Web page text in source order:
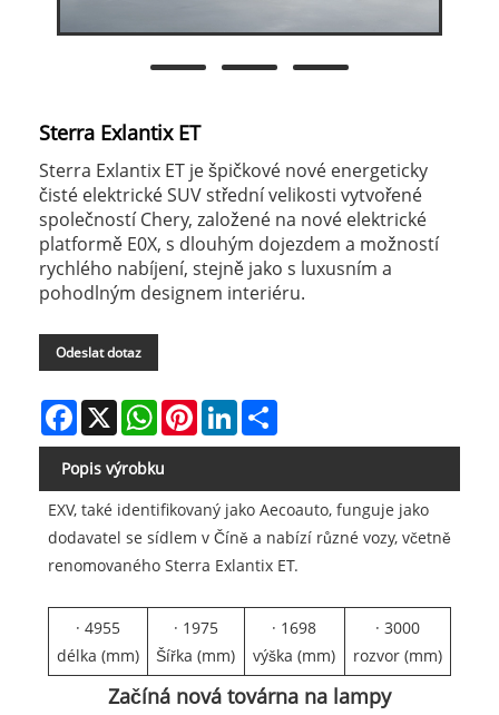
Sterra Exlantix ET
Sterra Exlantix ET je špičkové nové energeticky
čisté elektrické SUV střední velikosti vytvořené
společností Chery, založené na nové elektrické
platformě E0X, s dlouhým dojezdem a možností
rychlého nabíjení, stejně jako s luxusním a
pohodlným designem interiéru.
Odeslat dotaz
Facebook
X WhatsAppPinterestLinkedIn
Popis výrobku
EXV, také identifikovaný jako Aecoauto, funguje jako
dodavatel se sídlem v Číně a nabízí různé vozy, včetně
renomovaného Sterra Exlantix ET.
· 4955
délka (mm)
· 1975
Šířka (mm)
· 1698
výška (mm)
· 3000
rozvor (mm)
Začíná nová továrna na lampy